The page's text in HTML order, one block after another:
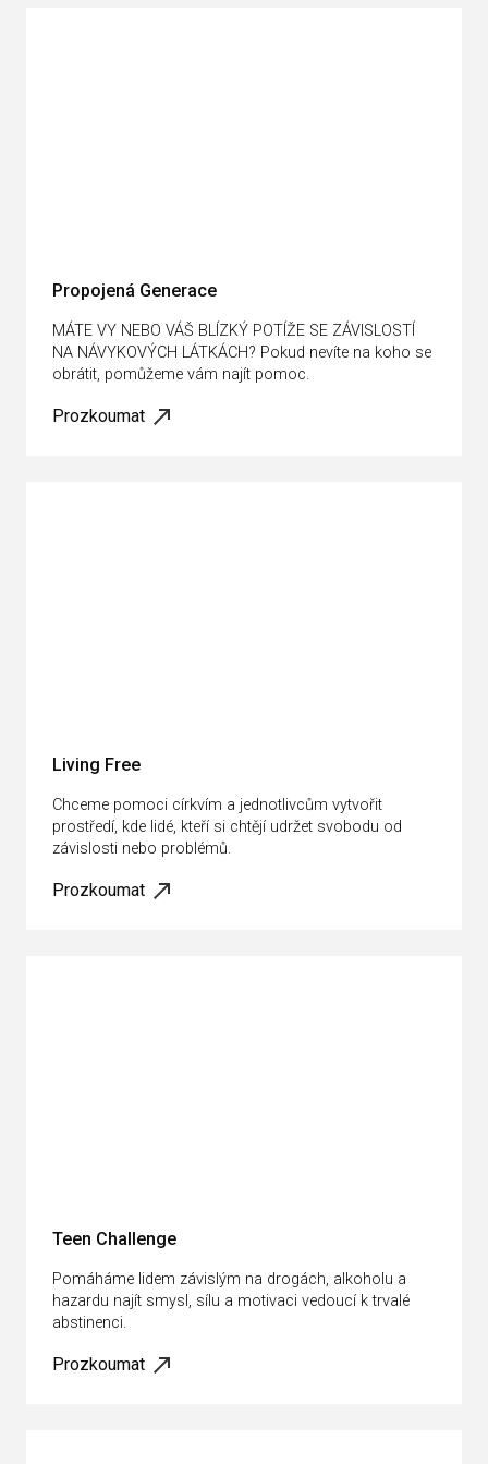
Propojená Generace
MÁTE VY NEBO VÁŠ BLÍZKÝ POTÍŽE SE ZÁVISLOSTÍ
NA NÁVYKOVÝCH LÁTKÁCH? Pokud nevíte na koho se
obrátit, pomůžeme vám najít pomoc.
Prozkoumat
Living Free
Chceme pomoci církvím a jednotlivcům vytvořit
prostředí, kde lidé, kteří si chtějí udržet svobodu od
závislosti nebo problémů.
Prozkoumat
Teen Challenge
Pomáháme lidem závislým na drogách, alkoholu a
hazardu najít smysl, sílu a motivaci vedoucí k trvalé
abstinenci.
Prozkoumat